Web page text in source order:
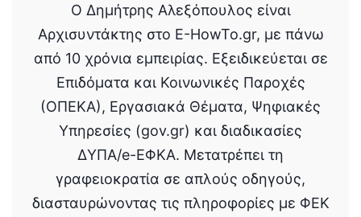
Ο Δημήτρης Αλεξόπουλος είναι
Αρχισυντάκτης στο E-HowTo.gr, με πάνω
από 10 χρόνια εμπειρίας. Εξειδικεύεται σε
Επιδόματα και Κοινωνικές Παροχές
(ΟΠΕΚΑ), Εργασιακά Θέματα, Ψηφιακές
Υπηρεσίες (gov.gr) και διαδικασίες
ΔΥΠΑ/e-ΕΦΚΑ. Μετατρέπει τη
γραφειοκρατία σε απλούς οδηγούς,
διασταυρώνοντας τις πληροφορίες με ΦΕΚ